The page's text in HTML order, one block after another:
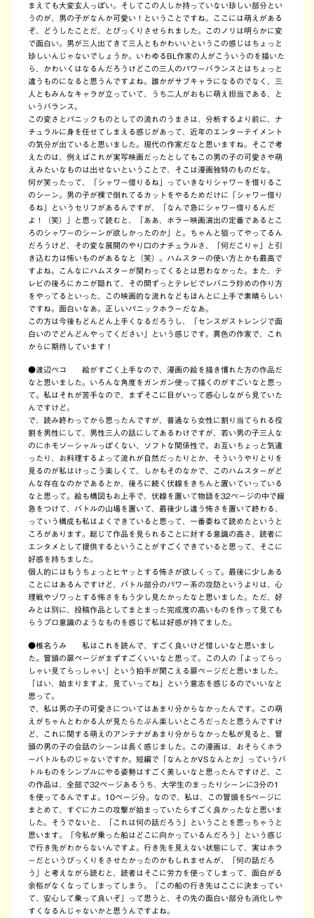
まえても大変玄人っぽい。そしてこの人しか持っていない珍しい部分とい
うのが、男の子がなんか可愛い！ということですね。ここには萌えがある
ぞ、どうしたことだ、とびっくりさせられました。このノリは明らかに変
で面白い。男が三人出てきて三人ともかわいいというこの感じはちょっと
珍しいんじゃないでしょうか。いわゆるBL作家の人がこういうのを描いた
ら、かわいくはなるんだろうけどこの三人のパワーバランスとはちょっと
違うものになると思うんですよね。誰かがサブキャラになるのでなく、三
人ともみんなキャラが立っていて、うち二人がおもに萌え担当である、と
いうバランス。
この変さとパニックものとしての流れのうまさは、分析するより前に、ナ
チュラルに身を任せてしまえる感じがあって、近年のエンターテイメント
の気分が出ていると思いました。現代の作家だなと思いますね。そこで考
えたのは、例えばこれが実写映画だったとしてもこの男の子の可愛さや萌
えみたいなものは出せないということで、そこは漫画独特のものだな。
何が笑ったって、「シャワー借りるね」っていきなりシャワーを借りるこ
のシーン。男の子が裸で倒れてるカットをやるためだけに「シャワー借り
るね」というセリフがあるんですが、「なんで急にシャワー借りるんだ
よ！（笑）」と思って読むと、「ああ、ホラー映画演出の定番であるとこ
ろのシャワーのシーンが欲しかったのか」と。ちゃんと狙ってやってるん
だろうけど、その変な展開のやり口のナチュラルさ、「何だこりゃ」と引
き込む力は怖いものがあるなと（笑）。ハムスターの使い方とかも最高で
すよね。こんなにハムスターが関わってくるとは思わなかった。また、テ
レビの後ろにカニが隠れて、その間ずっとテレビでレバニラ炒めの作り方
をやってるといった、この映画的な流れなどもほんとに上手で素晴らしい
ですね。面白いなあ。正しいパニックホラーだなあ。
この方は今後もどんどん上手くなるだろうし、「センスがストレンジで面
白いのでどんどんやってください」という感じです。異色の作家で、これ
からに期待しています！
●渡辺ペコ
絵がすごく上手なので、漫画の絵を描き慣れた方の作品だ
なと思いました。いろんな角度をガンガン使って描くのがすごいなと思っ
て。私はそれが苦手なので、まずそこに目がいって感心しながら見ていた
んですけど。
で、読み終わってから思ったんですが、普通なら女性に割り当てられる役
割を男性にして、男性三人の話にしてあるわけですが、若い男の子三人な
のにホモソーシャルっぽくない、ソフトな関係性で。お互いちょっと気遣
ったり、お料理するよって流れが自然だったりとか、そういうやりとりを
見るのが私はけっこう楽しくて、しかもそのなかで、このハムスターがど
んな存在なのかであるとか、後ろに続く伏線をきちんと置いていっている
なと思って。絵も構図もお上手で、伏線を置いて物語を32ページの中で緩
急をつけて、バトルの山場を置いて、最後少し違う怖さを置いて終わる、
っていう構成も私はよくできていると思って、一番委ねて読めたというと
ころがあります。総じて作品を見られることに対する意識の高さ、読者に
エンタメとして提供するということがすごくできていると思って、そこに
好感を持ちました。
個人的にはもうちょっとヒヤッとする怖さが欲しくって。最後に少しある
ことにはあるんですけど、バトル部分のパワー系の攻防というよりは、心
理戦やゾワっとする怖さをもう少し見たかったなと思いました。ただ、好
みとは別に、投稿作品としてまとまった完成度の高いものを作って見ても
らうプロ意識のようなものを感じて私は好感が持てました。
●椎名うみ
私はこれを読んで、すごく良いけど惜しいなと思いまし
た。冒頭の扉ページがまずすごくいいなと思って。この人の「よってらっ
しゃい見てらっしゃい」という拍手が聞こえる扉ページだと思いました。
「はい、始まりますよ、見ていってね」という意志を感じるのでいいなと
思って。
で、私は男の子の可愛さについてはあまり分からなかったんです。この萌
えがちゃんとわかる人が見たらたぶん楽しいところだったと思うんですけ
ど、これに関する萌えのアンテナがあまり分からなかった私が見ると、冒
頭の男の子の会話のシーンは長く感じました。この漫画は、おそらくホラ
ーバトルものじゃないですか。短編で「なんとかVSなんとか」っていうバ
トルものをシンプルにやる姿勢はすごく美しいなと思ったんですけど、こ
の作品は、全部で32ページあるうち、大学生のまったりシーンに3分の1
を使ってるんですよ。10ページ分。なので、私は、この冒頭を5ページに
まとめて、すぐにカニの攻撃が始まっていたらすごく良かったなと思いま
した。そうでないと、「これは何の話だろう」ということを思っちゃうと
思います。「今私が乗った船はどこに向かっているんだろう」という感じ
で行き先がわからないんですよ。行き先を見えない状態にして、実はホラ
ーだというびっくりをさせたかったのかもしれませんが、「何の話だろ
う」と考えながら読むと、読者はそこに労力を使ってしまって、面白がる
余裕がなくなってしまってしまう。「この船の行き先はここに決まってい
て、安心して乗って良いぞ」って思うと、その先の面白い部分も消化しや
すくなるんじゃないかと思うんですよね。